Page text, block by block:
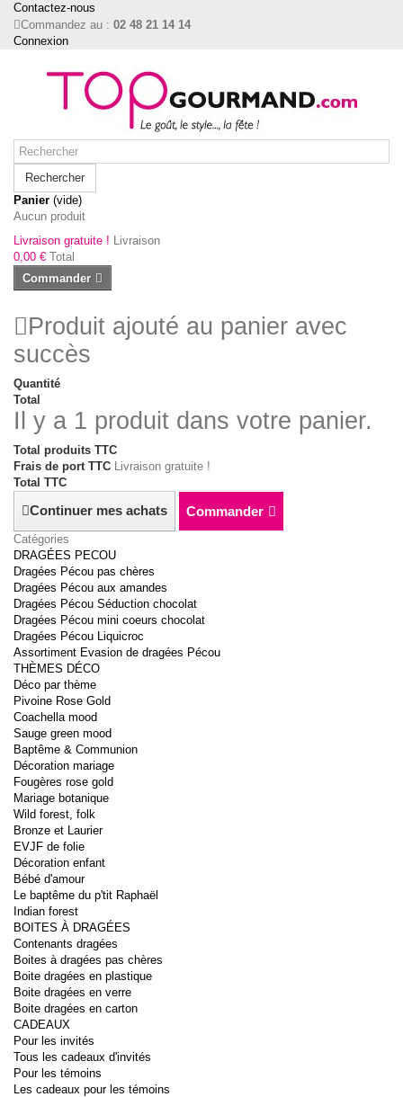
Contactez-nous
Commandez au : 02 48 21 14 14
Connexion
Rechercher
Panier (vide)
Aucun produit
Livraison gratuite ! Livraison
0,00 € Total
Commander
Produit ajouté au panier avec
succès
Quantité
Total
Il y a 1 produit dans votre panier.
Total produits TTC
Frais de port TTC Livraison gratuite !
Total TTC
Continuer mes achats Commander
Catégories
DRAGÉES PECOU
Dragées Pécou pas chères
Dragées Pécou aux amandes
Dragées Pécou Séduction chocolat
Dragées Pécou mini coeurs chocolat
Dragées Pécou Liquicroc
Assortiment Evasion de dragées Pécou
THÈMES DÉCO
Déco par thème
Pivoine Rose Gold
Coachella mood
Sauge green mood
Baptême & Communion
Décoration mariage
Fougères rose gold
Mariage botanique
Wild forest, folk
Bronze et Laurier
EVJF de folie
Décoration enfant
Bébé d'amour
Le baptême du p'tit Raphaël
Indian forest
BOITES À DRAGÉES
Contenants dragées
Boites à dragées pas chères
Boite dragées en plastique
Boite dragées en verre
Boite dragées en carton
CADEAUX
Pour les invités
Tous les cadeaux d'invités
Pour les témoins
Les cadeaux pour les témoins